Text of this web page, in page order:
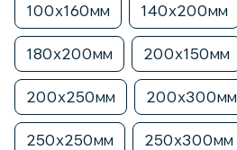
100х160мм 140х200мм
180х200мм 200х150мм
200х250мм 200х300мм
250х250мм 250х300мм